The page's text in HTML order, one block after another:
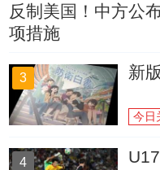
反制美国！中方公
项措施
3 新
今日
4